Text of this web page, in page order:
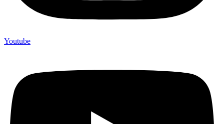
Youtube